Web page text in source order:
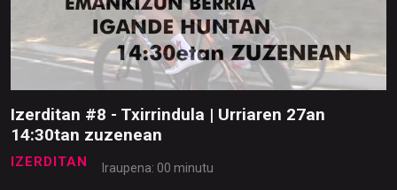
Izerditan #8 - Txirrindula | Urriaren 27an
14:30tan zuzenean
IZERDITAN Iraupena: 00 minutu